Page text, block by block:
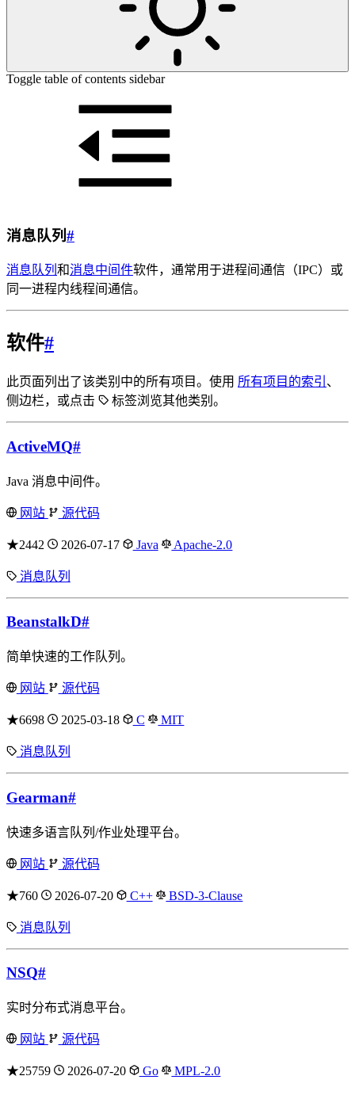
Toggle table of contents sidebar
消息队列#
消息队列 和消息中间件软件，通常用于进程间通信（IPC）或
同一进程内线程间通信。
软件#
此页面列出了该类别中的所有项目。使用 所有项目的索引 、
侧边栏，或点击
标签浏览其他类别。
ActiveMQ#
Java 消息中间件。
网站 源代码
★2442 2026-07-17 Java Apache-2.0
消息队列
BeanstalkD#
简单快速的工作队列。
网站 源代码
★6698 2025-03-18 C MIT
消息队列
Gearman#
快速多语言队列/作业处理平台。
网站 源代码
★760 2026-07-20 C++ BSD-3-Clause
消息队列
NSQ#
实时分布式消息平台。
网站 源代码
★25759 2026-07-20 Go MPL-2.0